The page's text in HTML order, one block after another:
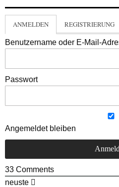
ANMELDEN REGISTRIERUNG
Benutzername oder E-Mail-
Passwort
Angemeldet bleiben
33 Comments
neuste